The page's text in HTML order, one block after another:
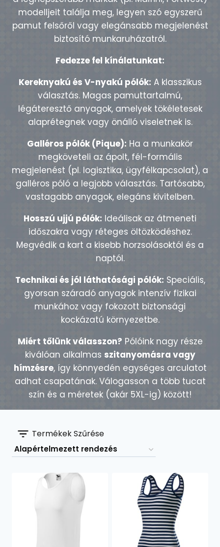
modelljeit találja meg, legyen szó egyszerű
pamut felsőről vagy elegánsabb megjelenést
biztosító munkaruházatról.
Fedezze fel kínálatunkat:
Kereknyakú és V-nyakú pólók: A klasszikus
választás. Magas pamuttartalmú,
légáteresztő anyagok, amelyek tökéletesek
alaprétegnek vagy önálló viseletnek is.
Galléros pólók (Pique): Ha a munkakör
megköveteli az ápolt, fél-formális
megjelenést (pl. logisztika, ügyfélkapcsolat), a
galléros póló a legjobb választás. Tartósabb,
vastagabb anyagok, elegáns kivitelben.
Hosszú ujjú pólók: Ideálisak az átmeneti
időszakra vagy réteges öltözködéshez.
Megvédik a kart a kisebb horzsolásoktól és a
naptól.
Technikai és jól láthatósági pólók: Speciális,
gyorsan száradó anyagok intenzív fizikai
munkához vagy fokozott biztonsági
kockázatú környezetbe.
Miért tőlünk válasszon? Pólóink nagy része
kiválóan alkalmas szitanyomásra vagy
hímzésre, így könnyedén egységes arculatot
adhat csapatának. Válogasson a több tucat
szín és a méretek (akár 5XL-ig) között!
Termékek Szűrése